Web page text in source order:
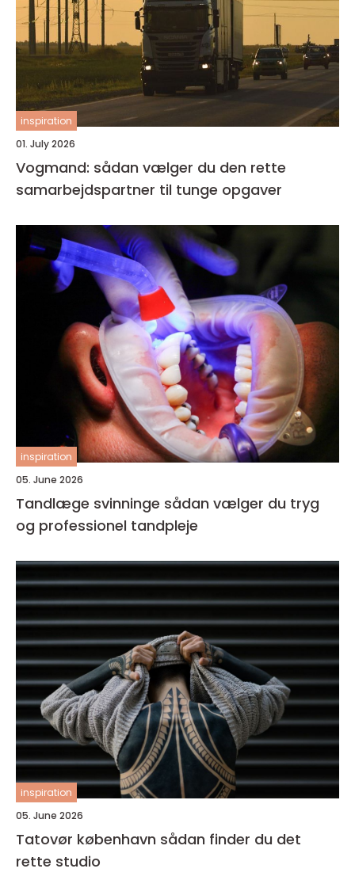
inspiration
01. July 2026
Vogmand: sådan vælger du den rette
samarbejdspartner til tunge opgaver
inspiration
05. June 2026
Tandlæge svinninge sådan vælger du tryg
og professionel tandpleje
inspiration
05. June 2026
Tatovør københavn sådan finder du det
rette studio